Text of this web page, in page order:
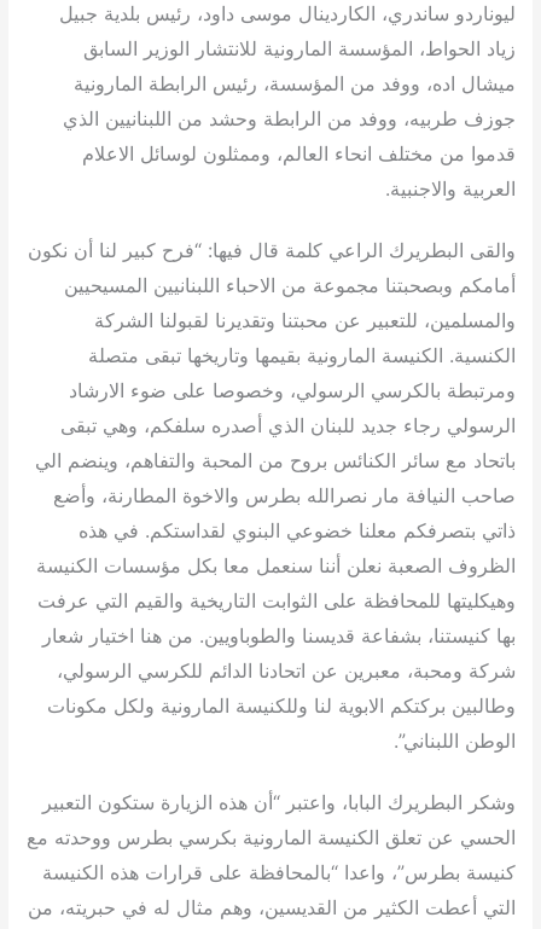
ليوناردو ساندري، الكاردينال موسى داود، رئيس بلدية جبيل
زياد الحواط، المؤسسة المارونية للانتشار الوزير السابق
ميشال اده، ووفد من المؤسسة، رئيس الرابطة المارونية
جوزف طربيه، ووفد من الرابطة وحشد من اللبنانيين الذي
قدموا من مختلف انحاء العالم، وممثلون لوسائل الاعلام
العربية والاجنبية.
والقى البطريرك الراعي كلمة قال فيها: “فرح كبير لنا أن نكون
أمامكم وبصحبتنا مجموعة من الاحباء اللبنانيين المسيحيين
والمسلمين، للتعبير عن محبتنا وتقديرنا لقبولنا الشركة
الكنسية. الكنيسة المارونية بقيمها وتاريخها تبقى متصلة
ومرتبطة بالكرسي الرسولي، وخصوصا على ضوء الارشاد
الرسولي رجاء جديد للبنان الذي أصدره سلفكم، وهي تبقى
باتحاد مع سائر الكنائس بروح من المحبة والتفاهم، وينضم الي
صاحب النيافة مار نصرالله بطرس والاخوة المطارنة، وأضع
ذاتي بتصرفكم معلنا خضوعي البنوي لقداستكم. في هذه
الظروف الصعبة نعلن أننا سنعمل معا بكل مؤسسات الكنيسة
وهيكليتها للمحافظة على الثوابت التاريخية والقيم التي عرفت
بها كنيستنا، بشفاعة قديسنا والطوباويين. من هنا اختيار شعار
شركة ومحبة، معبرين عن اتحادنا الدائم للكرسي الرسولي،
وطالبين بركتكم الابوية لنا وللكنيسة المارونية ولكل مكونات
الوطن اللبناني”.
وشكر البطريرك البابا، واعتبر “أن هذه الزيارة ستكون التعبير
الحسي عن تعلق الكنيسة المارونية بكرسي بطرس ووحدته مع
كنيسة بطرس”، واعدا “بالمحافظة على قرارات هذه الكنيسة
التي أعطت الكثير من القديسين، وهم مثال له في حبريته، من